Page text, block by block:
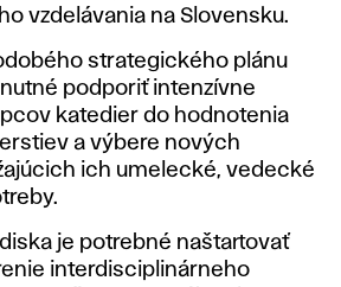
vzdelávania na Slovensku.
strategického plánu
podporiť intenzívne
katedier do hodnotenia
a výbere nových
ich umelecké, vedecké
je potrebné naštartovať
interdisciplinárneho